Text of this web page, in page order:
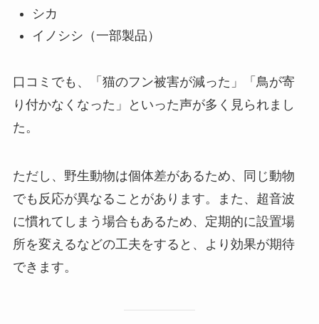
シカ
イノシシ（一部製品）
口コミでも、「猫のフン被害が減った」「鳥が寄
り付かなくなった」といった声が多く見られまし
た。
ただし、野生動物は個体差があるため、同じ動物
でも反応が異なることがあります。また、超音波
に慣れてしまう場合もあるため、定期的に設置場
所を変えるなどの工夫をすると、より効果が期待
できます。